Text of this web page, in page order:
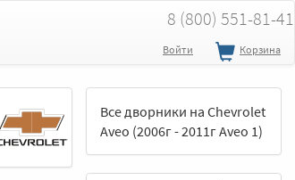
8 (800) 551-81-41
Войти Корзина
Все дворники на Chevrolet
Aveo (2006г - 2011г Aveo 1)